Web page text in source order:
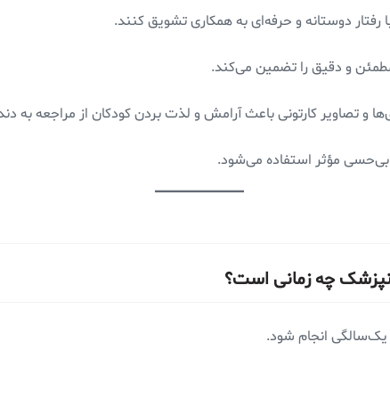
دوستانه و حرفه‌ای به همکاری تشویق کنند.
مطمئن و دقیق را تضمین می‌کند.
و تصاویر کارتونی باعث آرامش و لذت بردن کودکان از مراجعه به
مؤثر استفاده می‌شود.
چه زمانی است؟
یک‌سالگی انجام شود.